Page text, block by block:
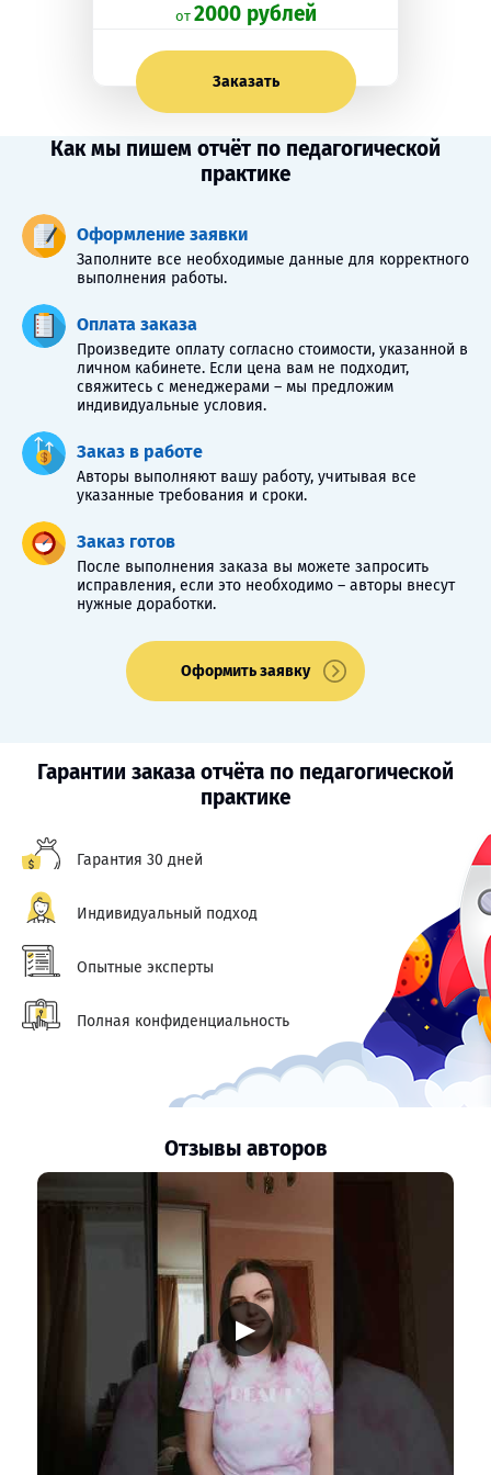
oт 2000 рублей
Заказать
Как мы пишем отчёт по педагогической
практике
Оформление заявки
Заполните все необходимые данные для корректного
выполнения работы.
Оплата заказа
Произведите оплату согласно стоимости, указанной в
личном кабинете. Если цена вам не подходит,
свяжитесь с менеджерами – мы предложим
индивидуальные условия.
Заказ в работе
Авторы выполняют вашу работу, учитывая все
указанные требования и сроки.
Заказ готов
После выполнения заказа вы можете запросить
исправления, если это необходимо – авторы внесут
нужные доработки.
Оформить заявку
Гарантии заказа отчёта по педагогической
практике
Гарантия 30 дней
Индивидуальный подход
Опытные эксперты
Полная конфиденциальность
Отзывы авторов
▶